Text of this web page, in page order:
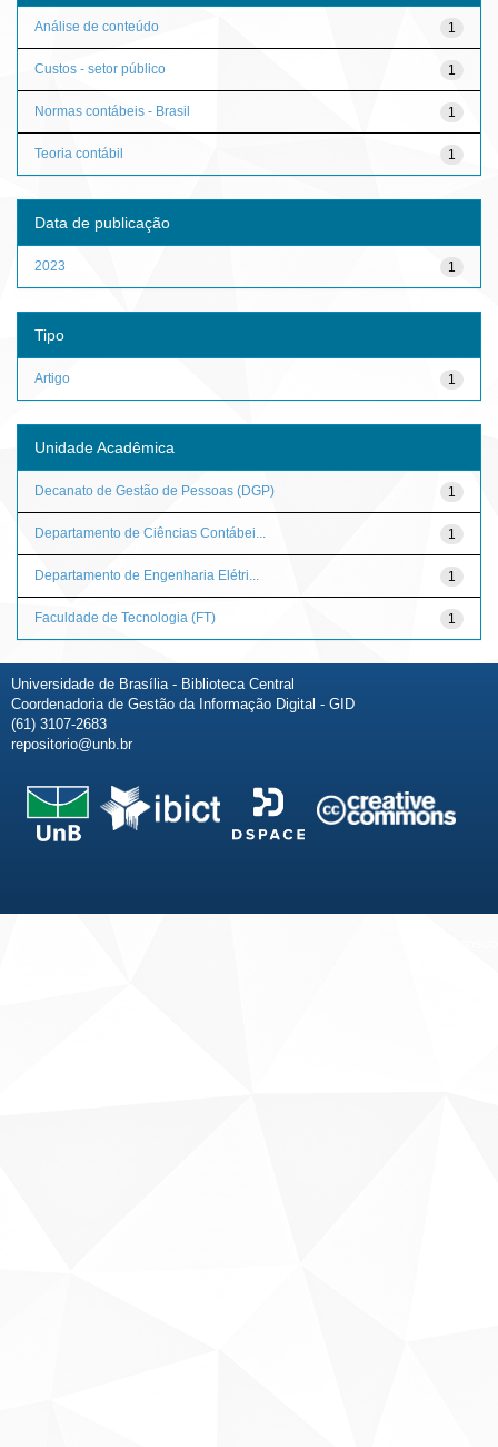
1
Análise de conteúdo
1
Custos - setor público
1
Normas contábeis - Brasil
1
Teoria contábil
Data de publicação
1
2023
Tipo
1
Artigo
Unidade Acadêmica
1
Decanato de Gestão de Pessoas (DGP)
1
Departamento de Ciências Contábei...
1
Departamento de Engenharia Elétri...
1
Faculdade de Tecnologia (FT)
Universidade de Brasília - Biblioteca Central
Coordenadoria de Gestão da Informação Digital - GID
(61) 3107-2683
repositorio@unb.br